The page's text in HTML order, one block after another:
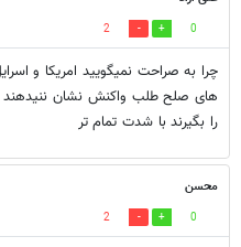
0
2
چرا به صراحت نمیگویید امریکا و
های صلح طلب واکنش نشان ننیدهند
را بگیرند با شدت تمام تر
محسن
0
2